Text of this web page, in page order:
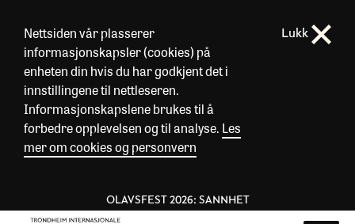
Nettsiden vår plasserer
informasjonskapsler (cookies) på
enheten din hvis du har godkjent det i
innstillingene til nettleseren.
Informasjonskapslene brukes til å
forbedre opplevelsen og til analyse. Les
mer om cookies og personvern
Lukk
OLAVSFEST 2026: SANNHET